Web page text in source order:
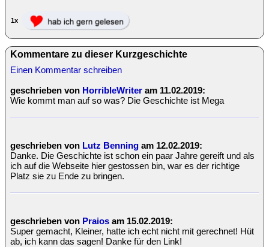
1x
Kommentare zu dieser Kurzgeschichte
Einen Kommentar schreiben
geschrieben von HorribleWriter am 11.02.2019:
Wie kommt man auf so was? Die Geschichte ist Mega
geschrieben von Lutz Benning am 12.02.2019:
Danke. Die Geschichte ist schon ein paar Jahre gereift und als
ich auf die Webseite hier gestossen bin, war es der richtige
Platz sie zu Ende zu bringen.
geschrieben von Praios am 15.02.2019:
Super gemacht, Kleiner, hatte ich echt nicht mit gerechnet! Hüt
ab, ich kann das sagen! Danke für den Link!